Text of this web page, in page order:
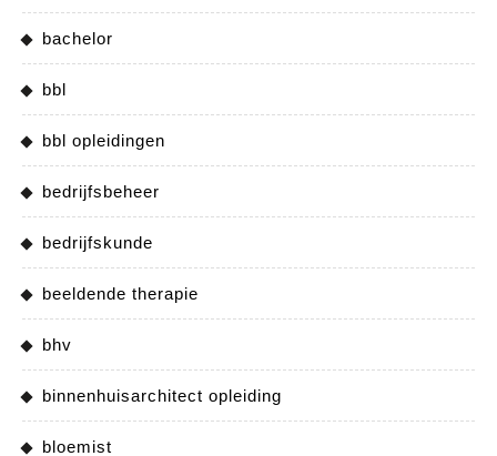
bachelor
bbl
bbl opleidingen
bedrijfsbeheer
bedrijfskunde
beeldende therapie
bhv
binnenhuisarchitect opleiding
bloemist